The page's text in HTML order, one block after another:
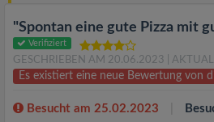
"Spontan eine gute Pizza mit
Verifiziert
GESCHRIEBEN AM 20.06.2023 |
Es existiert eine neue Bewertung von
Besucht am 25.02.2023